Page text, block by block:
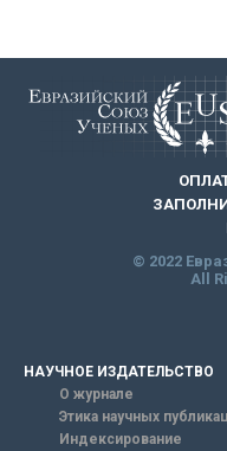
© 2022
All
НАУЧНОЕ ИЗДАТЕЛЬСТВО
О журнале
Этика научных
Индексирование